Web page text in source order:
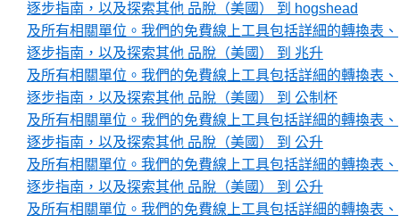
逐步指南，以及探索其他 品脫（美國） 到 hogshead
及所有相關單位。我們的免費線上工具包括詳細的轉換表、
逐步指南，以及探索其他 品脫（美國） 到 兆升
及所有相關單位。我們的免費線上工具包括詳細的轉換表、
逐步指南，以及探索其他 品脫（美國） 到 公制杯
及所有相關單位。我們的免費線上工具包括詳細的轉換表、
逐步指南，以及探索其他 品脫（美國） 到 公升
及所有相關單位。我們的免費線上工具包括詳細的轉換表、
逐步指南，以及探索其他 品脫（美國） 到 公升
及所有相關單位。我們的免費線上工具包括詳細的轉換表、